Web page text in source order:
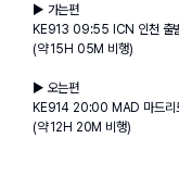
▶ 가는편
KE913 09:55 ICN 인천 출
(약 15H 05M 비행)
▶ 오는편
KE914 20:00 MAD 마드리
(약 12H 20M 비행)